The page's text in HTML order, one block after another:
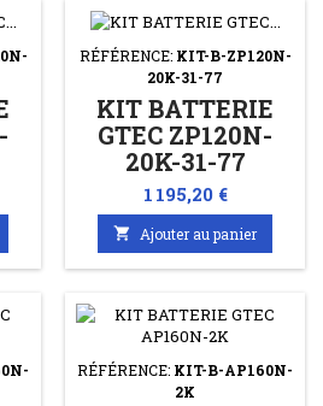
RÉFÉRENCE: KIT-B-ZP120N-
20K-31-77
KIT BATTERIE
GTEC ZP120N-
20K-31-77
Prix
1 195,20 €
 Ajouter au panier
RÉFÉRENCE: KIT-B-AP160N-
2K